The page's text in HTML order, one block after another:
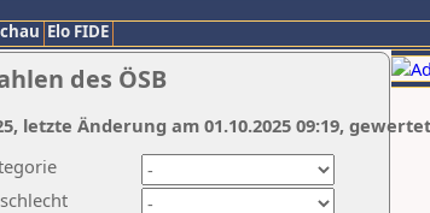
Elo FIDE
des ÖSB
letzte Änderung am 01.10.2025 09:19,